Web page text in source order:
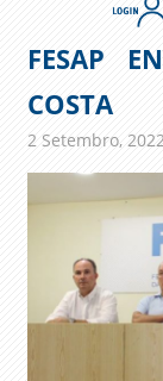
FESAP
COSTA
2 Setembro, 2022